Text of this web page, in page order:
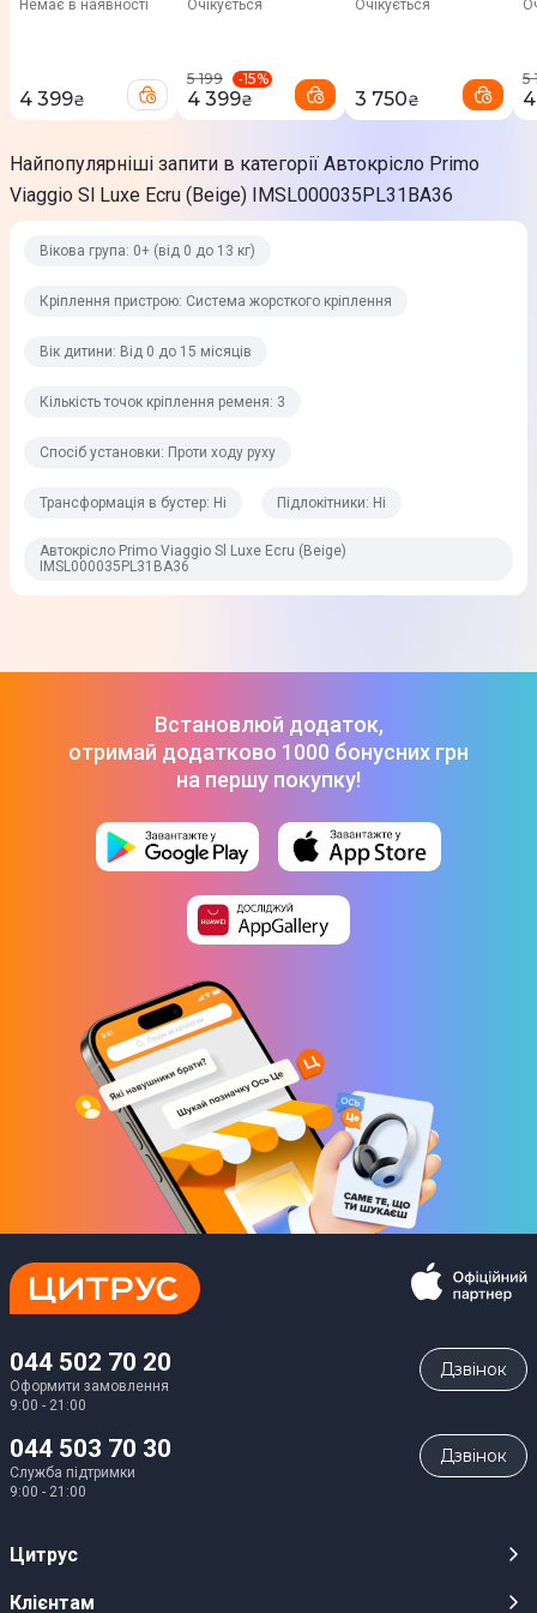
65 х 43 х 60 см
Вага
3,8 кг
Особливості
по мірі росту дитини; Нетоксичні й гіпоалергенні матеріали;
Наявність бічної підтримки; Зроблено в Італії
IMSL000035DX13T
Немає в наявності
4 399₴
00
Очікується
5 199 -15%
4 399₴
Очікується
3 750₴
5
Найпопулярніші запити в категорії Автокрісло Primo
Viaggio Sl Luxe Ecru (Beige) IMSL000035PL31BA36
Вікова група: 0+ (від 0 до 13 кг)
Кріплення пристрою: Система жорсткого кріплення
Вік дитини: Від 0 до 15 місяців
Кількість точок кріплення ременя: 3
Спосіб установки: Проти ходу руху
Трансформація в бустер: Ні Підлокітники: Ні
Автокрісло Primo Viaggio Sl Luxe Ecru (Beige)
IMSL000035PL31BA36
Встановлюй додаток,
отримай додатково 1000 бонусних грн
на першу покупку!
044 502 70 20
Оформити замовлення
9:00 - 21:00
Дзвiнок
044 503 70 30
Служба підтримки
9:00 - 21:00
Дзвiнок
Цитрус
Кар’єра
Клієнтам